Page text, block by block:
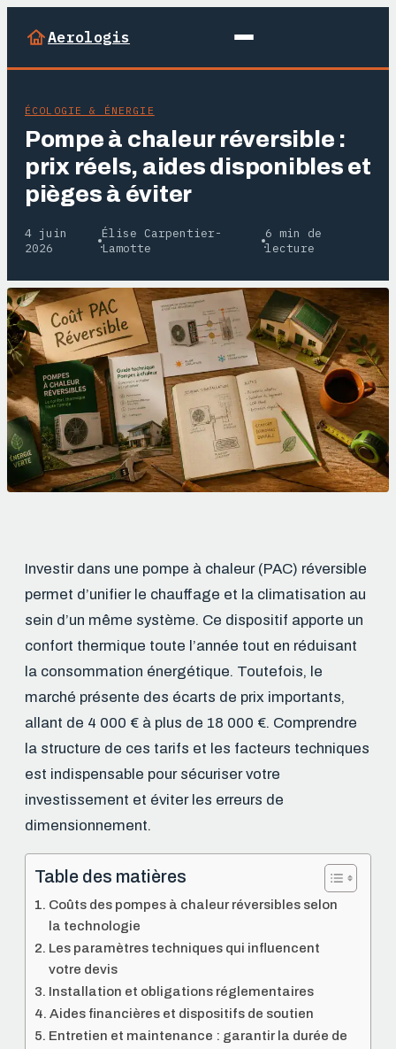
Aerologis
ÉCOLOGIE & ÉNERGIE
Pompe à chaleur réversible :
prix réels, aides disponibles et
pièges à éviter
4 juin
2026
·
Élise Carpentier-
Lamotte
·
6 min de
lecture
Investir dans une pompe à chaleur (PAC) réversible
permet d’unifier le chauffage et la climatisation au
sein d’un même système. Ce dispositif apporte un
confort thermique toute l’année tout en réduisant
la consommation énergétique. Toutefois, le
marché présente des écarts de prix importants,
allant de 4 000 € à plus de 18 000 €. Comprendre
la structure de ces tarifs et les facteurs techniques
est indispensable pour sécuriser votre
investissement et éviter les erreurs de
dimensionnement.
Table des matières
Coûts des pompes à chaleur réversibles selon
la technologie
Les paramètres techniques qui influencent
votre devis
Installation et obligations réglementaires
Aides financières et dispositifs de soutien
Entretien et maintenance : garantir la durée de